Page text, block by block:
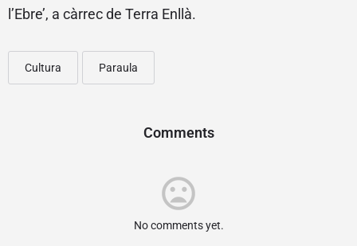
l’Ebre’, a càrrec de Terra Enllà.
Cultura Paraula
Comments
mood_bad
No comments yet.